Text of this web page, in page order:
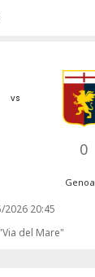
vs
0
Genoa
2026 20:45
del Mare"